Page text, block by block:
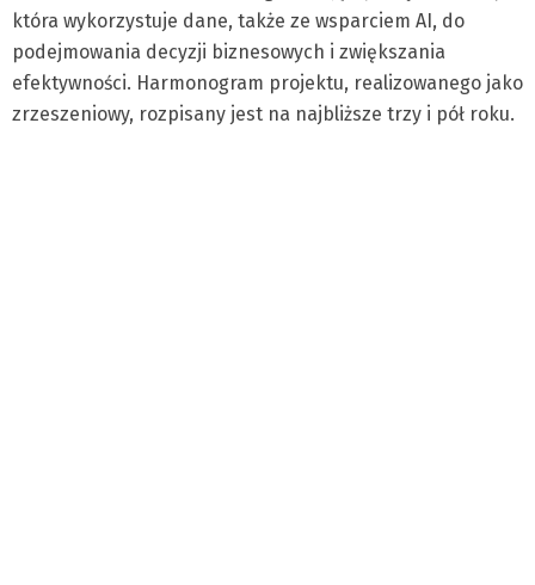
która wykorzystuje dane, także ze wsparciem AI, do
podejmowania decyzji biznesowych i zwiększania
efektywności. Harmonogram projektu, realizowanego jako
zrzeszeniowy, rozpisany jest na najbliższe trzy i pół roku.